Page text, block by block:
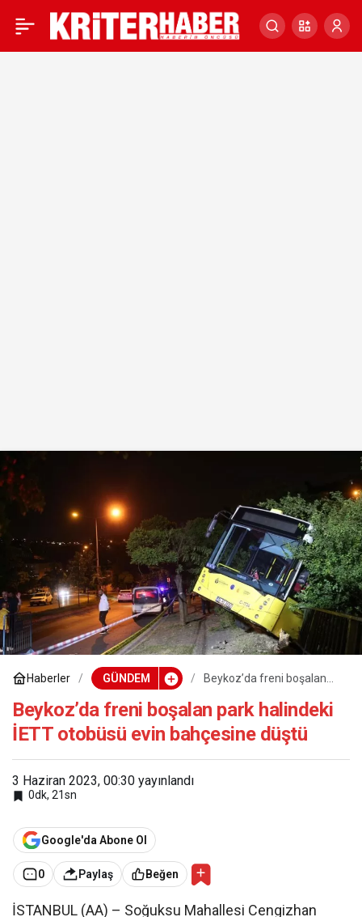
Haberler GÜNDEM
Beykoz’da freni boşalan
otobüsü evin bahçesine
düştü
Beykoz’da freni boşalan park halindeki
İETT otobüsü evin bahçesine düştü
3 Haziran 2023, 00:30 yayınlandı
0dk, 21sn
Google'da Abone Ol
0 Paylaş Beğen
İSTANBUL (AA) – Soğuksu Mahallesi Cengizhan
Beykoz’da freni boşalan 0